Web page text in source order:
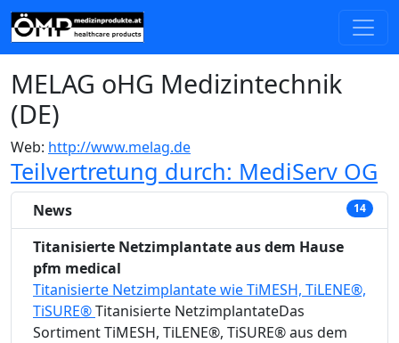
MELAG oHG Medizintechnik
(DE)
Web: http://www.melag.de
Teilvertretung durch: MediServ OG
News 14
Titanisierte Netzimplantate aus dem Hause
pfm medical
Titanisierte Netzimplantate wie TiMESH, TiLENE®,
TiSURE®Titanisierte NetzimplantateDas
Sortiment TiMESH, TiLENE®, TiSURE® aus dem